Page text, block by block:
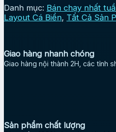
Danh mục: Bán chạy nhất
Layout Cá Biển, Tất Cả Sản
Giao hàng nhanh chóng
Giao hàng nội thành 2H, các tỉnh
Sản phẩm chất lượng